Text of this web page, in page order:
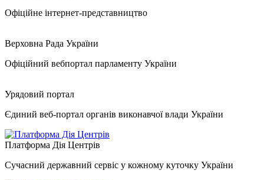
Офіційне інтернет-представництво
Верховна Рада України
Офіційний вебпортал парламенту України
Урядовий портал
Єдиний веб-портал органів виконавчої влади України
Платформа Дія Центрів
Сучасний державний сервіс у кожному куточку України